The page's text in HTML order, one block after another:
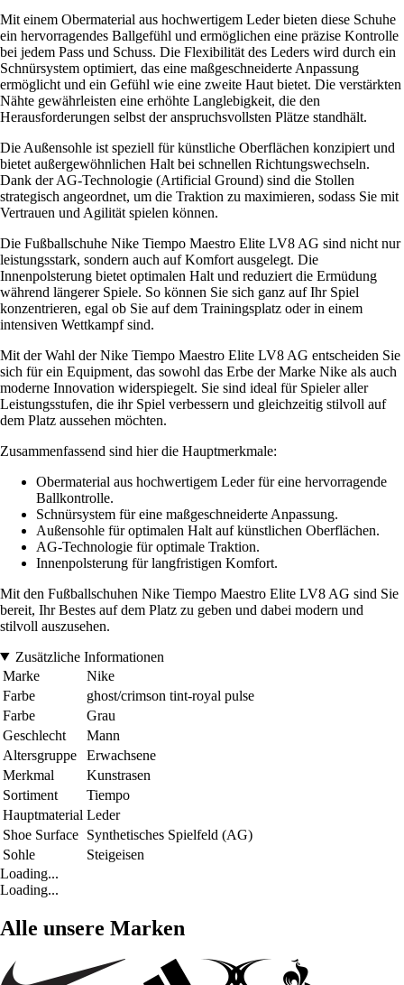
Mit einem Obermaterial aus hochwertigem Leder bieten diese Schuhe
ein hervorragendes Ballgefühl und ermöglichen eine präzise Kontrolle
bei jedem Pass und Schuss. Die Flexibilität des Leders wird durch ein
Schnürsystem optimiert, das eine maßgeschneiderte Anpassung
ermöglicht und ein Gefühl wie eine zweite Haut bietet. Die verstärkten
Nähte gewährleisten eine erhöhte Langlebigkeit, die den
Herausforderungen selbst der anspruchsvollsten Plätze standhält.
Die Außensohle ist speziell für künstliche Oberflächen konzipiert und
bietet außergewöhnlichen Halt bei schnellen Richtungswechseln.
Dank der AG-Technologie (Artificial Ground) sind die Stollen
strategisch angeordnet, um die Traktion zu maximieren, sodass Sie mit
Vertrauen und Agilität spielen können.
Die Fußballschuhe Nike Tiempo Maestro Elite LV8 AG sind nicht nur
leistungsstark, sondern auch auf Komfort ausgelegt. Die
Innenpolsterung bietet optimalen Halt und reduziert die Ermüdung
während längerer Spiele. So können Sie sich ganz auf Ihr Spiel
konzentrieren, egal ob Sie auf dem Trainingsplatz oder in einem
intensiven Wettkampf sind.
Mit der Wahl der Nike Tiempo Maestro Elite LV8 AG entscheiden Sie
sich für ein Equipment, das sowohl das Erbe der Marke Nike als auch
moderne Innovation widerspiegelt. Sie sind ideal für Spieler aller
Leistungsstufen, die ihr Spiel verbessern und gleichzeitig stilvoll auf
dem Platz aussehen möchten.
Zusammenfassend sind hier die Hauptmerkmale:
Obermaterial aus hochwertigem Leder für eine hervorragende
Ballkontrolle.
Schnürsystem für eine maßgeschneiderte Anpassung.
Außensohle für optimalen Halt auf künstlichen Oberflächen.
AG-Technologie für optimale Traktion.
Innenpolsterung für langfristigen Komfort.
Mit den Fußballschuhen Nike Tiempo Maestro Elite LV8 AG sind Sie
bereit, Ihr Bestes auf dem Platz zu geben und dabei modern und
stilvoll auszusehen.
Zusätzliche Informationen
Marke
Nike
Farbe
ghost/crimson tint-royal pulse
Farbe
Grau
Geschlecht
Mann
Altersgruppe
Erwachsene
Merkmal
Kunstrasen
Sortiment
Tiempo
Hauptmaterial Leder
Shoe Surface Synthetisches Spielfeld (AG)
Sohle
Steigeisen
Loading...
Loading...
Alle unsere Marken